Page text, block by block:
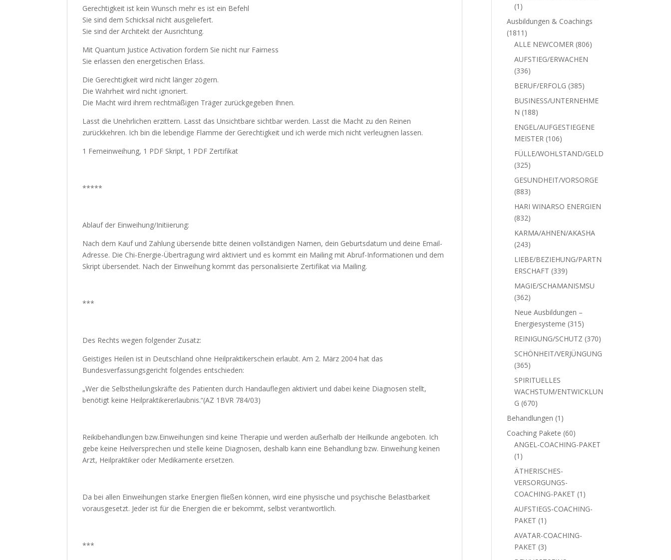
Gerechtigkeit ist kein Wunsch mehr es ist ein Befehl
Sie sind dem Schicksal nicht ausgeliefert.
Sie sind der Architekt der Ausrichtung.
Mit Quantum Justice Activation fordern Sie nicht nur Fairness
Sie erlassen den energetischen Erlass.
Die Gerechtigkeit wird nicht länger zögern.
Die Wahrheit wird nicht ignoriert.
Die Macht wird ihrem rechtmäßigen Träger zurückgegeben Ihnen.
Lasst die Unehrlichen erzittern. Lasst das Unsichtbare sichtbar werden. Lasst die Macht zu den Reinen
zurückkehren. Ich bin die lebendige Flamme der Gerechtigkeit und ich werde mich nicht verleugnen lassen.
1 Ferneinweihung, 1 PDF Skript, 1 PDF Zertifikat
*****
Ablauf der Einweihung/Initiierung:
Nach dem Kauf und Zahlung übersende bitte deinen vollständigen Namen, dein Geburtsdatum und deine Email-
Adresse. Die Chi-Energie-Übertragung wird aktiviert und es kommt ein Mailing mit Abruf-Informationen und dem
Skript übersendet. Nach der Einweihung kommt das personalisierte Zertifikat via Mailing.
***
Des Rechts wegen folgender Zusatz:
Geistiges Heilen ist in Deutschland ohne Heilpraktikerschein erlaubt. Am 2. März 2004 hat das
Bundesverfassungsgericht folgendes entschieden:
„Wer die Selbstheilungskräfte des Patienten durch Handauflegen aktiviert und dabei keine Diagnosen stellt,
benötigt keine Heilpraktikererlaubnis.“(AZ 1BVR 784/03)
Reikibehandlungen bzw.Einweihungen sind keine Therapie und werden außerhalb der Heilkunde angeboten. Ich
gebe keine Heilversprechen und stelle keine Diagnosen, deshalb kann eine Behandlung bzw. Einweihung keinen
Arzt, Heilpraktiker oder Medikamente ersetzen.
Da bei allen Einweihungen starke Energien fließen können, wird eine physische und psychische Belastbarkeit
vorausgesetzt. Jeder ist für die Energien die er bekommt, selbst verantwortlich.
***
1 1
Produkt
Ausbildungen & Coachings
1811 1811
Produkte
ALLE NEWCOMER 806806
AUFSTIEG/ERWACHEN
336336
Produkte
BERUF/ERFOLG 385385
Produkte
BUSINESS/UNTERNEHME
N 188188
Produkte
ENGEL/AUFGESTIEGENE
MEISTER 106106
Produkte
FÜLLE/WOHLSTAND/GELD
325325
Produkte
GESUNDHEIT/VORSORGE
883883
Produkte
HARI WINARSO ENERGIEN
832832
Produkte
KARMA/AHNEN/AKASHA
243243
Produkte
LIEBE/BEZIEHUNG/PARTN
ERSCHAFT 339339
Produkte
MAGIE/SCHAMANISMSU
362362
Produkte
Neue Ausbildungen –
Energiesysteme 315315
Produkte
REINIGUNG/SCHUTZ 370370
Produkte
SCHÖNHEIT/VERJÜNGUNG
365365
Produkte
SPIRITUELLES
WACHSTUM/ENTWICKLUN
G 670670
Produkte
Behandlungen 1 1
Produkt
Coaching Pakete 6060
Produkte
ANGEL-COACHING-PAKET
1 1
Produkt
ÄTHERISCHES-
VERSORGUNGS-
COACHING-PAKET 1 1
Produkt
AUFSTIEGS-COACHING-
PAKET 1 1
Produkt
AVATAR-COACHING-
PAKET 33
Produkte